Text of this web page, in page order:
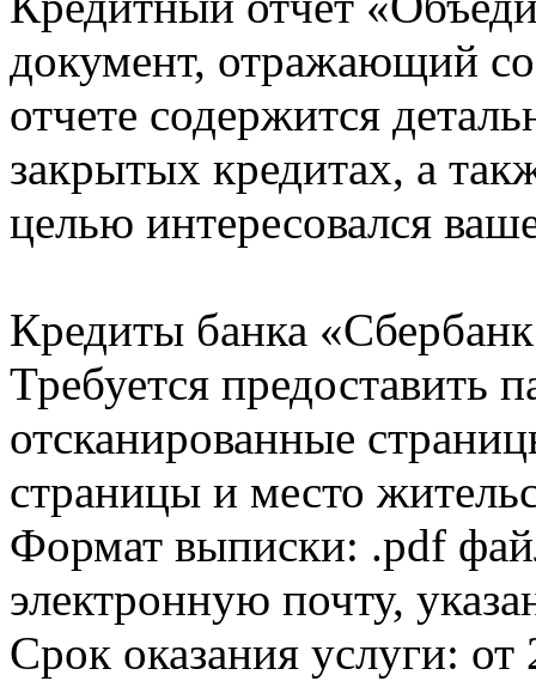
документ, отражающий
отчете содержится
закрытых кредитах, а
целью интересовался
Кредиты банка
Требуется предоставить
отсканированные
страницы и место
Формат выписки: .pdf
электронную почту,
Срок оказания услуги: от